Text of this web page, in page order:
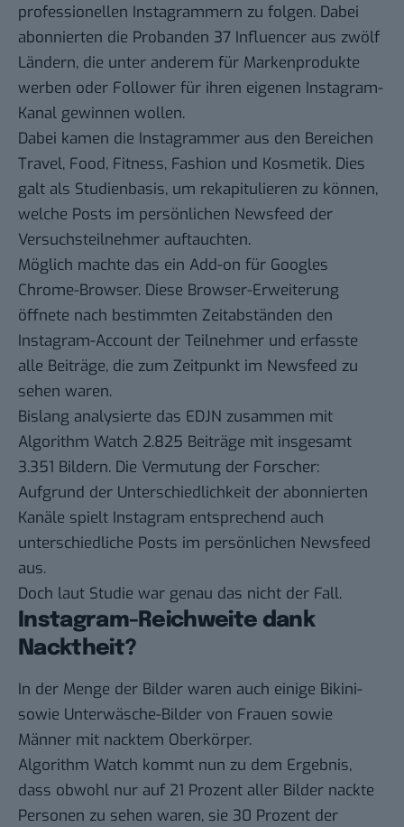
professionellen Instagrammern zu folgen. Dabei
abonnierten die Probanden 37 Influencer aus zwölf
Ländern, die unter anderem für Markenprodukte
werben oder Follower für ihren eigenen Instagram-
Kanal gewinnen wollen.
Dabei kamen die Instagrammer aus den Bereichen
Travel, Food, Fitness, Fashion und Kosmetik. Dies
galt als Studienbasis, um rekapitulieren zu können,
welche Posts im persönlichen Newsfeed der
Versuchsteilnehmer auftauchten.
Möglich machte das ein Add-on für Googles
Chrome-Browser. Diese Browser-Erweiterung
öffnete nach bestimmten Zeitabständen den
Instagram-Account der Teilnehmer und erfasste
alle Beiträge, die zum Zeitpunkt im Newsfeed zu
sehen waren.
Bislang analysierte das EDJN zusammen mit
Algorithm Watch 2.825 Beiträge mit insgesamt
3.351 Bildern. Die Vermutung der Forscher:
Aufgrund der Unterschiedlichkeit der abonnierten
Kanäle spielt Instagram entsprechend auch
unterschiedliche Posts im persönlichen Newsfeed
aus.
Doch laut Studie war genau das nicht der Fall.
Instagram-Reichweite dank
Nacktheit?
In der Menge der Bilder waren auch einige Bikini-
sowie Unterwäsche-Bilder von Frauen sowie
Männer mit nacktem Oberkörper.
Algorithm Watch kommt nun zu dem Ergebnis,
dass obwohl nur auf 21 Prozent aller Bilder nackte
Personen zu sehen waren, sie 30 Prozent der